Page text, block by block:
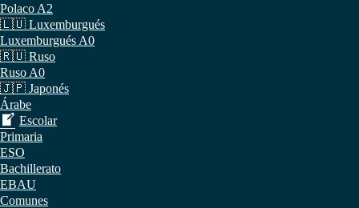
Polaco A2
🇱🇺 Luxemburgués
Luxemburgués A0
🇷🇺 Ruso
Ruso A0
🇯🇵 Japonés
Árabe
Escolar
Primaria
ESO
Bachillerato
EBAU
Comunes